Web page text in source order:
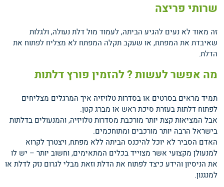
שרותי פריצה
זה מאוד לא נעים להגיע הביתה, לעמוד מול דלת נעולה, ולגלות
שאיבדת את המפתח, או שעקב תקלה המפתח לא מצליח לפתוח את
הדלת.
מה אפשר לעשות ? להזמין פורץ דלתות
תמיד מראים בסרטים או בסדרות טלויזיה איך המרגלים מצליחים
לפתוח דלתות בעזרת סיכת ראש או מברג קטן.
אבל המציאות קצת יותר מורכבת מסדרות טלויזיה, והמנעולים בדלתות
בישראל הרבה יותר מורכבים ומתוחכמים.
האדם הסביר לא יוכל להיכנס הביתה ללא מפתח, ויצטרך לקרוא
למנעולן מקצועי אשר מצוייד בכלים המתאימים, וחשוב יותר – יש לו
את הניסיון והידע כיצד לפתוח את הדלת וזאת מבלי לגרום נזק לדלת או
למנגנון.